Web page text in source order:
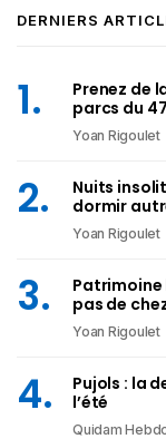
DERNIERS
Prenez de
parcs du 47
Yoan Rigoulet
Nuits
dormir
Yoan Rigoulet
pas de
Yoan Rigoulet
Pujols : la
l’été
Quidam